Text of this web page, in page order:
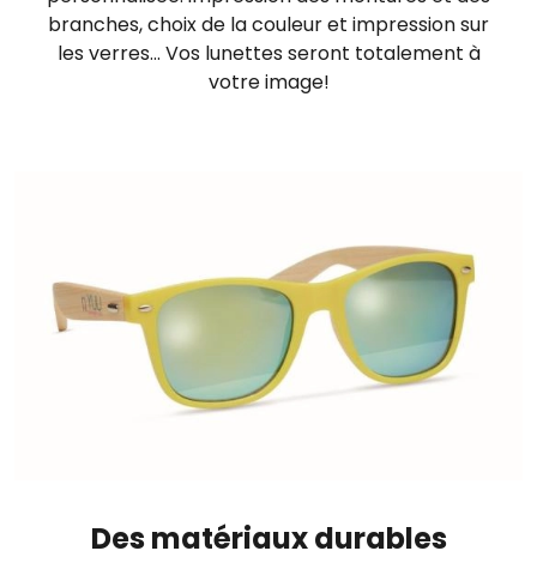
branches, choix de la couleur et impression sur
les verres... Vos lunettes seront totalement à
votre image!
Des matériaux durables